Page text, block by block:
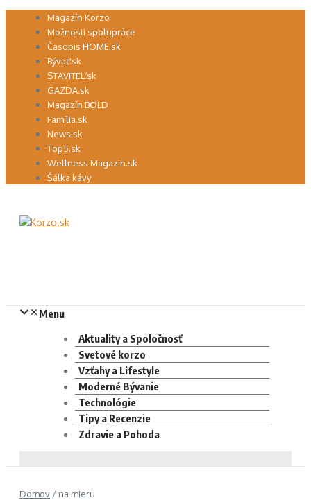
Preskočiť Magazín Korzo
Možnosti spolupráce
Časopis HOME.sk
Bývať.sk
STAVITEĽ.sk
GAZDA.sk
Magazín BOLD
Família.sk
News.sk
Top5.sk
Wellness Magazin.sk
Šálka kávy
Menu
Aktuality a Spoločnosť
Svetové korzo
Vzťahy a Lifestyle
Moderné Bývanie
Technológie
Tipy a Recenzie
Zdravie a Pohoda
Domov / na mieru